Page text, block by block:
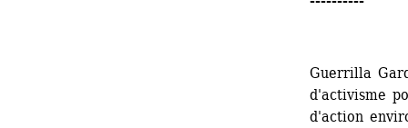
Guerrilla
d'activisme
d'action